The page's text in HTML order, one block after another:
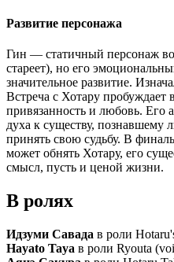
Развитие персонажа
Гин — статичный персонаж
стареет), но его
значительное развитие.
Встреча с Хотару пробуждает
привязанность и любовь. Его
духа к существу, познавшему
принять свою судьбу. В
может обнять Хотару, его
смысл, пусть и ценой жизни.
В ролях
Идзуми Савада в роли
Hayato Taya в роли Ryouta